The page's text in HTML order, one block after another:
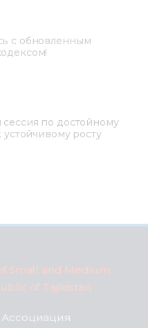
с обновленным
сессия по достойному
устойчивому росту